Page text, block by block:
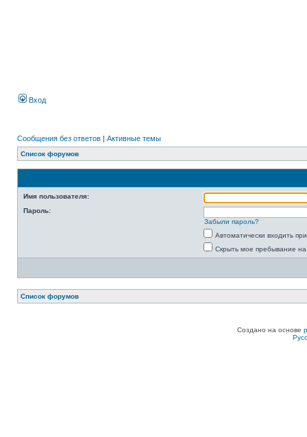
Вход
Сообщения без ответов | Активные темы
Список форумов
Имя пользователя:
Пароль:
Забыли пароль?
Автоматически входить
Скрыть мое пребывание
Список форумов
Создано на основе